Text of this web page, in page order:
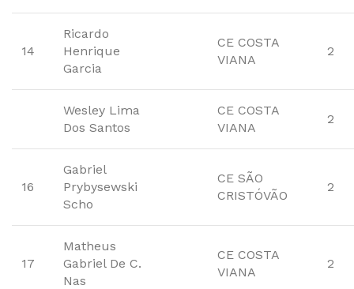
14
Ricardo
Henrique
Garcia
CE COSTA
VIANA
2
Wesley Lima
Dos Santos
CE COSTA
VIANA
2
16
Gabriel
Prybysewski
Scho
CE SÃO
CRISTÓVÃO
2
17
Matheus
Gabriel De C.
Nas
CE COSTA
VIANA
2